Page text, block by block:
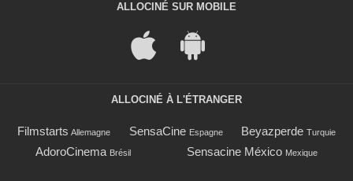
ALLOCINÉ SUR MOBILE
ALLOCINÉ À L'ÉTRANGER
Filmstarts Allemagne SensaCine Espagne Beyazperde Turquie
AdoroCinema Brésil Sensacine México Mexique